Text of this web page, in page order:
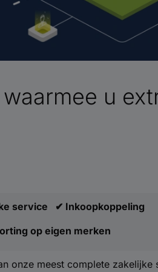
u
service ✔ Inkoopkoppeling
op eigen merken
onze meest complete zakelijke